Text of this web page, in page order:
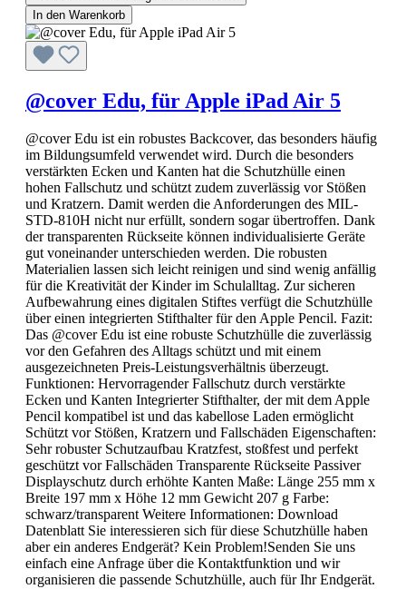
In den Warenkorb
@cover Edu, für Apple iPad Air 5
@cover Edu ist ein robustes Backcover, das besonders häufig
im Bildungsumfeld verwendet wird. Durch die besonders
verstärkten Ecken und Kanten hat die Schutzhülle einen
hohen Fallschutz und schützt zudem zuverlässig vor Stößen
und Kratzern. Damit werden die Anforderungen des MIL-
STD-810H nicht nur erfüllt, sondern sogar übertroffen. Dank
der transparenten Rückseite können individualisierte Geräte
gut voneinander unterschieden werden. Die robusten
Materialien lassen sich leicht reinigen und sind wenig anfällig
für die Kreativität der Kinder im Schulalltag. Zur sicheren
Aufbewahrung eines digitalen Stiftes verfügt die Schutzhülle
über einen integrierten Stifthalter für den Apple Pencil. Fazit:
Das @cover Edu ist eine robuste Schutzhülle die zuverlässig
vor den Gefahren des Alltags schützt und mit einem
ausgezeichneten Preis-Leistungsverhältnis überzeugt.
Funktionen: Hervorragender Fallschutz durch verstärkte
Ecken und Kanten Integrierter Stifthalter, der mit dem Apple
Pencil kompatibel ist und das kabellose Laden ermöglicht
Schützt vor Stößen, Kratzern und Fallschäden Eigenschaften:
Sehr robuster Schutzaufbau Kratzfest, stoßfest und perfekt
geschützt vor Fallschäden Transparente Rückseite Passiver
Displayschutz durch erhöhte Kanten Maße: Länge 255 mm x
Breite 197 mm x Höhe 12 mm Gewicht 207 g Farbe:
schwarz/transparent Weitere Informationen: Download
Datenblatt Sie interessieren sich für diese Schutzhülle haben
aber ein anderes Endgerät? Kein Problem!Senden Sie uns
einfach eine Anfrage über die Kontaktfunktion und wir
organisieren die passende Schutzhülle, auch für Ihr Endgerät.